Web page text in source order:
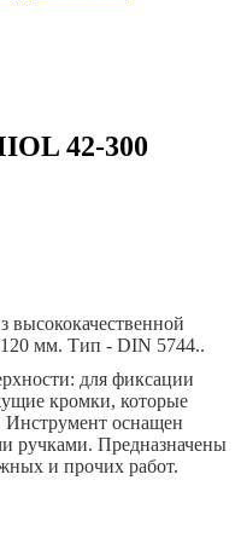
42-300
мм. Тип - DIN 5744..
для фиксации
кромки, которые
Инструмент оснащен
ручками. Предназначены
и прочих работ.